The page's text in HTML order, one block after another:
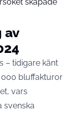
av
– tidigare känt
000 bluffakturor
vars
svenska